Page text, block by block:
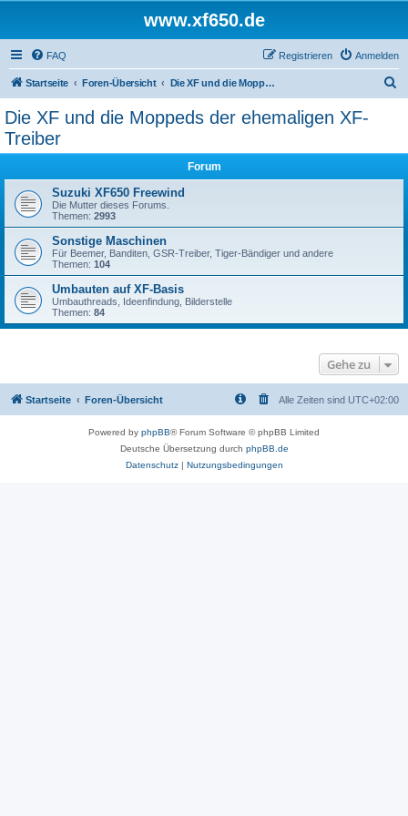
www.xf650.de
FAQ Anmelden
Registrieren
Startseite Foren-Übersicht Die XF und die Moppeds der ehemaligen XF-Treiber
Die XF und die Moppeds der ehemaligen XF-
Treiber
Forum
Suzuki XF650 Freewind
Die Mutter dieses Forums.
Themen: 2993
Sonstige Maschinen
Für Beemer, Banditen, GSR-Treiber, Tiger-Bändiger und andere
Themen: 104
Umbauten auf XF-Basis
Umbauthreads, Ideenfindung, Bilderstelle
Themen: 84
Gehe zu
Startseite Foren-Übersicht Alle Zeiten sind UTC+02:00
Powered by phpBB® Forum Software © phpBB Limited
Deutsche Übersetzung durch phpBB.de
Datenschutz| Nutzungsbedingungen